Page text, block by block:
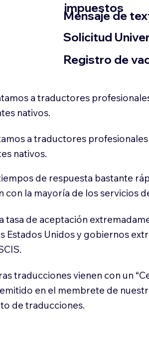
impuestos
​Mensaje de
​Solicitud
Registro de
a traductores
nativos.
a traductores
nativos.
de respuesta bastante
con la mayoría de los servicios
tasa de aceptación
Estados Unidos y gobiernos
traducciones vienen con un
en el membrete de
de traducciones.